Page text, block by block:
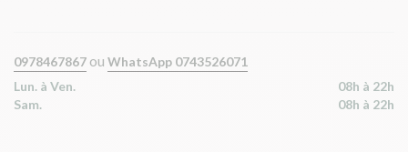
0978467867 ou WhatsApp 0743526071
Lun. à Ven.
08h à 22h
Sam.
08h à 22h